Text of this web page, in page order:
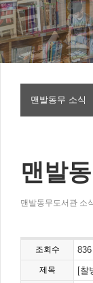
맨발동무 소식
맨발
맨발동무도서관 소
조회수 836
제목 [찰